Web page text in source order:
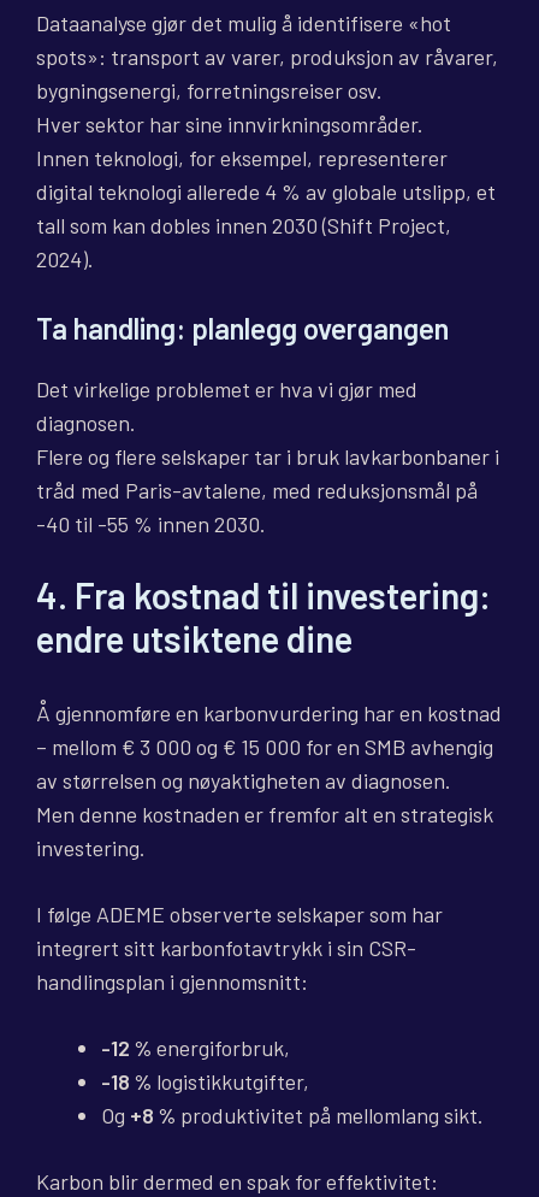
Dataanalyse gjør det mulig å identifisere «hot
spots»: transport av varer, produksjon av råvarer,
bygningsenergi, forretningsreiser osv.
Hver sektor har sine innvirkningsområder.
Innen teknologi, for eksempel, representerer
digital teknologi allerede 4 % av globale utslipp, et
tall som kan dobles innen 2030 (Shift Project,
2024).
Ta handling: planlegg overgangen
Det virkelige problemet er hva vi gjør med
diagnosen.
Flere og flere selskaper tar i bruk lavkarbonbaner i
tråd med Paris-avtalene, med reduksjonsmål på
-40 til -55 % innen 2030.
4. Fra kostnad til investering:
endre utsiktene dine
Å gjennomføre en karbonvurdering har en kostnad
– mellom € 3 000 og € 15 000 for en SMB avhengig
av størrelsen og nøyaktigheten av diagnosen.
Men denne kostnaden er fremfor alt en strategisk
investering.
I følge ADEME observerte selskaper som har
integrert sitt karbonfotavtrykk i sin CSR-
handlingsplan i gjennomsnitt:
-12 % energiforbruk,
-18 % logistikkutgifter,
Og +8 % produktivitet på mellomlang sikt.
Karbon blir dermed en spak for effektivitet: